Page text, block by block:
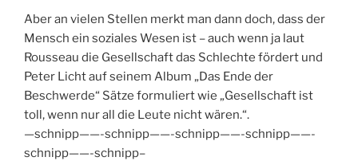
Aber an vielen Stellen merkt man dann doch, dass der
Mensch ein soziales Wesen ist – auch wenn ja laut
Rousseau die Gesellschaft das Schlechte fördert und
Peter Licht auf seinem Album „Das Ende der
Beschwerde“ Sätze formuliert wie „Gesellschaft ist
toll, wenn nur all die Leute nicht wären.“.
—schnipp——-schnipp——-schnipp——-schnipp——-
schnipp——-schnipp–